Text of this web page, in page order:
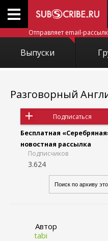
Отправляет email-
Выпуски
Разговорный
Подписаться
Бесплатная
новостная рассылка
Подписчиков
3.624
Автор
tabi